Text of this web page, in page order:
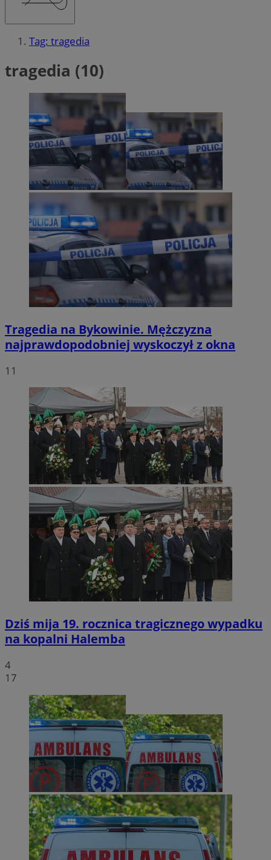
Tag: tragedia
tragedia (10)
Tragedia na Bykowinie. Mężczyzna
najprawdopodobniej wyskoczył z okna
11
Dziś mija 19. rocznica tragicznego wypadku
na kopalni Halemba
4
17